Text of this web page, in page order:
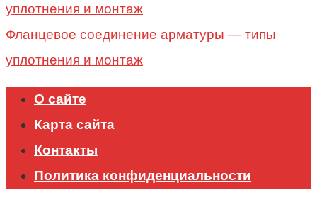
Фланцевое соединение арматуры — типы
уплотнения и монтаж
О сайте
Карта сайта
Контакты
Политика конфиденциальности